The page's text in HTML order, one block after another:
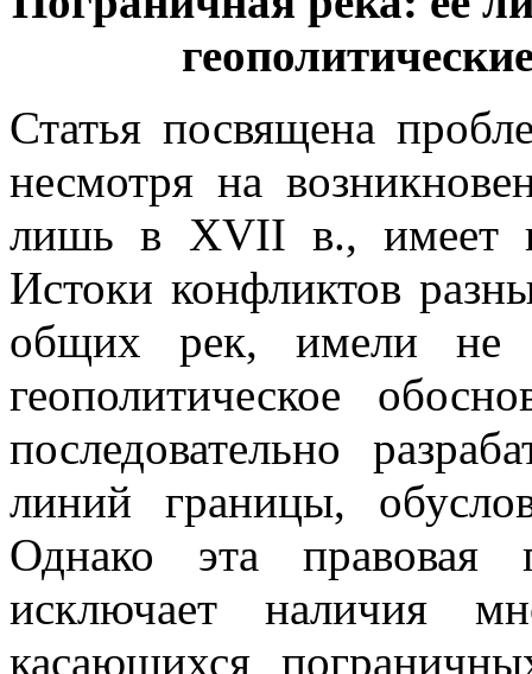
Статья посвящена
несмотря на
лишь в XVII в., имеет
Истоки конфликтов
общих рек, имели не
геополитическое
последовательно
линий границы,
Однако эта правовая
исключает наличия
касающихся